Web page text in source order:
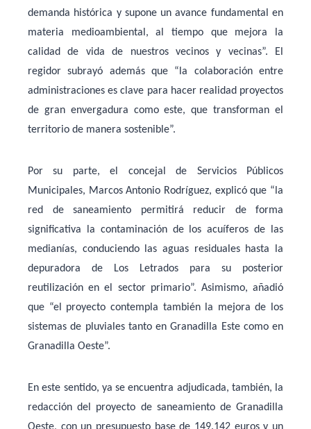
demanda histórica y supone un avance fundamental en
materia medioambiental, al tiempo que mejora la
calidad de vida de nuestros vecinos y vecinas”. El
regidor subrayó además que “la colaboración entre
administraciones es clave para hacer realidad proyectos
de gran envergadura como este, que transforman el
territorio de manera sostenible”.
Por su parte, el concejal de Servicios Públicos
Municipales, Marcos Antonio Rodríguez, explicó que “la
red de saneamiento permitirá reducir de forma
significativa la contaminación de los acuíferos de las
medianías, conduciendo las aguas residuales hasta la
depuradora de Los Letrados para su posterior
reutilización en el sector primario”. Asimismo, añadió
que “el proyecto contempla también la mejora de los
sistemas de pluviales tanto en Granadilla Este como en
Granadilla Oeste”.
En este sentido, ya se encuentra adjudicada, también, la
redacción del proyecto de saneamiento de Granadilla
Oeste, con un presupuesto base de 149.142 euros y un